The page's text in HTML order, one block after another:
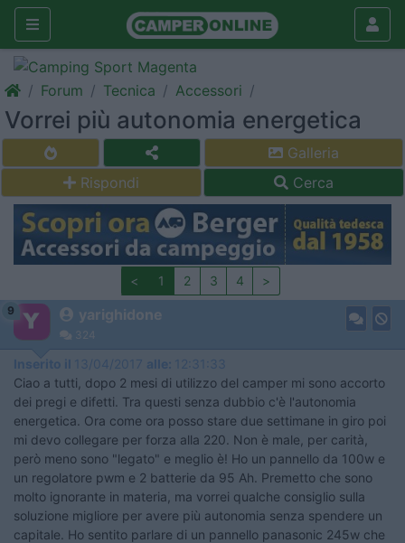
Forum Tecnica Accessori
Vorrei più autonomia energetica
Galleria
Rispondi
Cerca
< 1 2 3 4 >
9 yarighidone
324
Inserito il 13/04/2017 alle: 12:31:33
Ciao a tutti, dopo 2 mesi di utilizzo del camper mi sono accorto
dei pregi e difetti. Tra questi senza dubbio c'è l'autonomia
energetica. Ora come ora posso stare due settimane in giro poi
mi devo collegare per forza alla 220. Non è male, per carità,
però meno sono "legato" e meglio è! Ho un pannello da 100w e
un regolatore pwm e 2 batterie da 95 Ah. Premetto che sono
molto ignorante in materia, ma vorrei qualche consiglio sulla
soluzione migliore per avere più autonomia senza spendere un
capitale. Ho sentito parlare di un pannello panasonic 245w che